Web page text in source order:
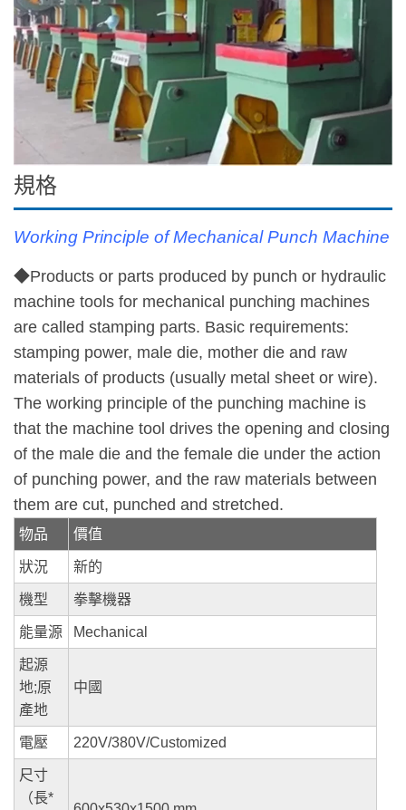
規格
Working Principle of Mechanical Punch Machine
◆Products or parts produced by punch or hydraulic
machine tools for mechanical punching machines
are called stamping parts. Basic requirements:
stamping power, male die, mother die and raw
materials of products (usually metal sheet or wire).
The working principle of the punching machine is
that the machine tool drives the opening and closing
of the male die and the female die under the action
of punching power, and the raw materials between
them are cut, punched and stretched.
物品 價值
狀況 新的
機型 拳擊機器
能量源 Mechanical
起源
地;原
產地
中國
電壓 220V/380V/Customized
尺寸
（長*